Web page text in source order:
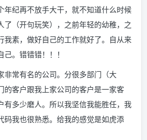
年纪再不放手大干，就不知道什么时候
了（开句玩笑），之前年轻的幼稚，之
我素，做好自己的工作就好了。自从来
。错错错！！！
非常有名的公司。分很多部门（大
的客户跟我上家公司的客户是一家客
有多少磨人。所以我坚信我能胜任，我
码我也很熟悉。给我的感觉是如虎添